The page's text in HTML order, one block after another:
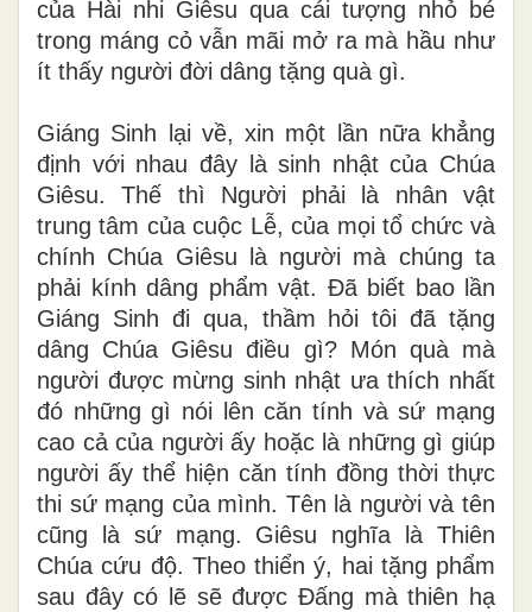
của Hài nhi Giêsu qua cái tượng nhỏ bé
trong máng cỏ vẫn mãi mở ra mà hầu như
ít thấy người đời dâng tặng quà gì.
Giáng Sinh lại về, xin một lần nữa khẳng
định với nhau đây là sinh nhật của Chúa
Giêsu. Thế thì Người phải là nhân vật
trung tâm của cuộc Lễ, của mọi tổ chức và
chính Chúa Giêsu là người mà chúng ta
phải kính dâng phẩm vật. Đã biết bao lần
Giáng Sinh đi qua, thầm hỏi tôi đã tặng
dâng Chúa Giêsu điều gì? Món quà mà
người được mừng sinh nhật ưa thích nhất
đó những gì nói lên căn tính và sứ mạng
cao cả của người ấy hoặc là những gì giúp
người ấy thể hiện căn tính đồng thời thực
thi sứ mạng của mình. Tên là người và tên
cũng là sứ mạng. Giêsu nghĩa là Thiên
Chúa cứu độ. Theo thiển ý, hai tặng phẩm
sau đây có lẽ sẽ được Đấng mà thiên hạ